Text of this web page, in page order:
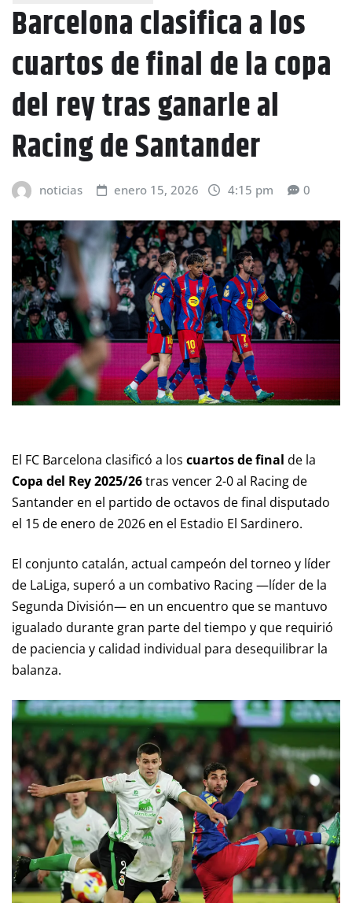
Barcelona clasifica a los
cuartos de final de la copa
del rey tras ganarle al
Racing de Santander
noticias enero 15, 2026 4:15 pm 0
El FC Barcelona clasificó a los cuartos de final de la
Copa del Rey 2025/26tras vencer 2-0 al Racing de
Santander en el partido de octavos de final disputado
el 15 de enero de 2026 en el Estadio El Sardinero.
El conjunto catalán, actual campeón del torneo y líder
de LaLiga, superó a un combativo Racing —líder de la
Segunda División— en un encuentro que se mantuvo
igualado durante gran parte del tiempo y que requirió
de paciencia y calidad individual para desequilibrar la
balanza.